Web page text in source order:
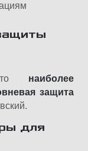
наиболее
защита
для